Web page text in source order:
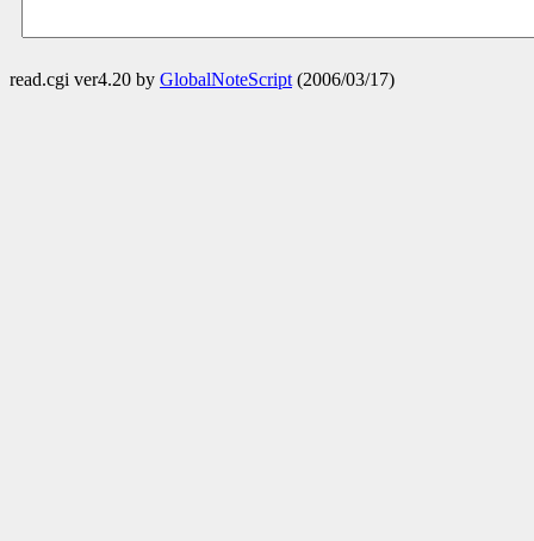
read.cgi ver4.20 by GlobalNoteScript (2006/03/17)